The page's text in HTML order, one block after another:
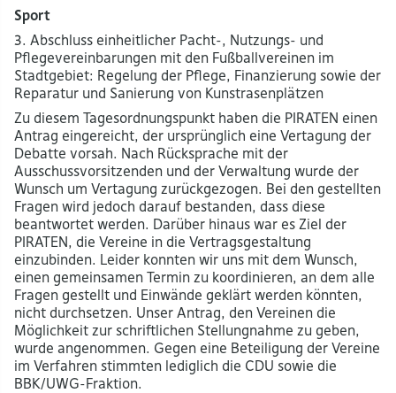
Sport
3. Abschluss einheitlicher Pacht-, Nutzungs- und
Pflegevereinbarungen mit den Fußballvereinen im
Stadtgebiet: Regelung der Pflege, Finanzierung sowie der
Reparatur und Sanierung von Kunstrasenplätzen
Zu diesem Tagesordnungspunkt haben die PIRATEN einen
Antrag eingereicht, der ursprünglich eine Vertagung der
Debatte vorsah. Nach Rücksprache mit der
Ausschussvorsitzenden und der Verwaltung wurde der
Wunsch um Vertagung zurückgezogen. Bei den gestellten
Fragen wird jedoch darauf bestanden, dass diese
beantwortet werden. Darüber hinaus war es Ziel der
PIRATEN, die Vereine in die Vertragsgestaltung
einzubinden. Leider konnten wir uns mit dem Wunsch,
einen gemeinsamen Termin zu koordinieren, an dem alle
Fragen gestellt und Einwände geklärt werden könnten,
nicht durchsetzen. Unser Antrag, den Vereinen die
Möglichkeit zur schriftlichen Stellungnahme zu geben,
wurde angenommen. Gegen eine Beteiligung der Vereine
im Verfahren stimmten lediglich die CDU sowie die
BBK/UWG-Fraktion.